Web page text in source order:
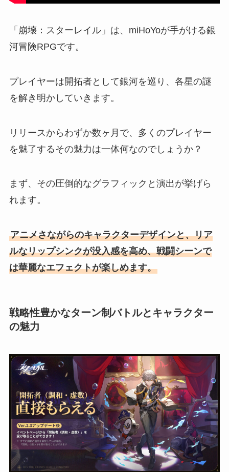
「崩壊：スターレイル」は、miHoYoが手がける銀
河冒険RPGです。
プレイヤーは開拓者として銀河を巡り、各星の謎
を解き明かしていきます。
リリースからわずか数ヶ月で、多くのプレイヤー
を魅了するその魅力は一体何なのでしょうか？
まず、その圧倒的なグラフィックと演出が挙げら
れます。
アニメさながらのキャラクターデザインと、リア
ルなリップシンクが没入感を高め、戦闘シーンで
は華麗なエフェクトが楽しめます。
戦略性豊かなターン制バトルとキャラクター
の魅力